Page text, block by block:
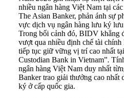
nhiều ngân hàng Việt Nam tại
The Asian Banker, phản ánh sự
vực dịch vụ ngân hàng lưu ký
Trong bối cảnh đó, BIDV khẳng
vượt qua nhiều định chế tài
tiếp tục giữ vững vị trí cao nhất
Custodian Bank in Vietnam”.
ngân hàng Việt Nam duy nhất
Banker trao giải thưởng cao nhất
ký ở cấp quốc gia.